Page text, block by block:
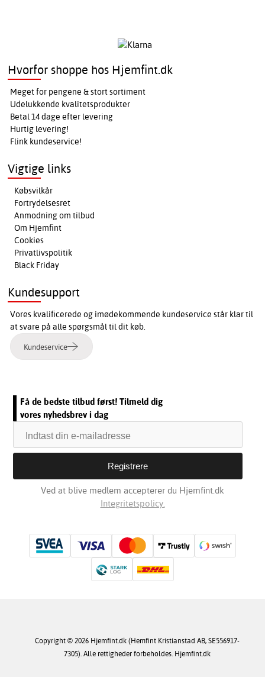
Hvorfor shoppe hos Hjemfint.dk
Meget for pengene & stort sortiment
Udelukkende kvalitetsprodukter
Betal 14 dage efter levering
Hurtig levering!
Flink kundeservice!
Vigtige links
Købsvilkår
Fortrydelsesret
Anmodning om tilbud
Om Hjemfint
Cookies
Privatlivspolitik
Black Friday
Kundesupport
Vores kvalificerede og imødekommende kundeservice står klar til
at svare på alle spørgsmål til dit køb.
Kundeservice
Få de bedste tilbud først! Tilmeld dig
vores nyhedsbrev i dag
Ved at blive medlem accepterer du Hjemfint.dk
Integritetspolicy.
Copyright © 2026 Hjemfint.dk (Hemfint Kristianstad AB, SE556917-
7305). Alle rettigheder forbeholdes. Hjemfint.dk